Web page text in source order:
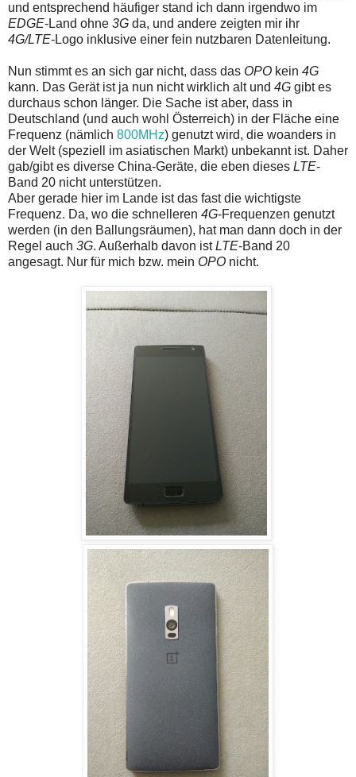
und entsprechend häufiger stand ich dann irgendwo im
EDGE-Land ohne 3G da, und andere zeigten mir ihr
4G/LTE-Logo inklusive einer fein nutzbaren Datenleitung.
Nun stimmt es an sich gar nicht, dass das OPO kein 4G
kann. Das Gerät ist ja nun nicht wirklich alt und 4G gibt es
durchaus schon länger. Die Sache ist aber, dass in
Deutschland (und auch wohl Österreich) in der Fläche eine
Frequenz (nämlich 800MHz) genutzt wird, die woanders in
der Welt (speziell im asiatischen Markt) unbekannt ist. Daher
gab/gibt es diverse China-Geräte, die eben dieses LTE-
Band 20 nicht unterstützen.
Aber gerade hier im Lande ist das fast die wichtigste
Frequenz. Da, wo die schnelleren 4G-Frequenzen genutzt
werden (in den Ballungsräumen), hat man dann doch in der
Regel auch 3G. Außerhalb davon istLTE-Band 20
angesagt. Nur für mich bzw. mein OPO nicht.